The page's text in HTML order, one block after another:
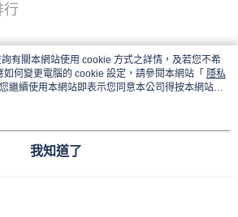
行
有關本網站使用 cookie 方式之詳情，及若您不希
何變更電腦的 cookie 設定，請參閱本網站「 隱私
繼續使用本網站即表示您同意本公司得按本網站使
。
我知道了